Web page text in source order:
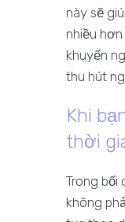
này sẽ
nhiều
khuyến
thu hút
Khi
thời
Trong bối
không